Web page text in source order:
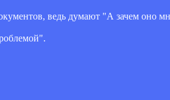
ведь думают "А зачем оно